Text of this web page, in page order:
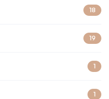
18
19
1
1